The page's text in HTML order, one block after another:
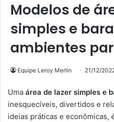
Modelos de
simples e
ambientes
Equipe Leroy Merlin 21/12/
Uma área de lazer simples e
inesquecíveis, divertidos e
ideias práticas e econômicas,